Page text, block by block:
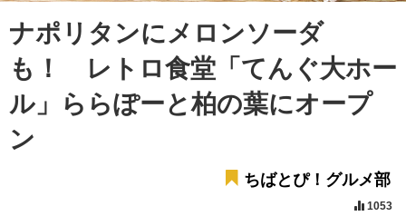
ナポリタンにメロンソーダ
も！ レトロ食堂「てんぐ大ホー
ル」ららぽーと柏の葉にオープ
ン
ちばとぴ！グルメ部
1053